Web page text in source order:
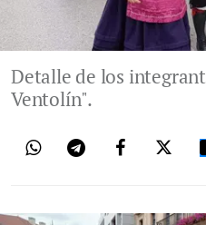
Detalle de los
Ventolín".